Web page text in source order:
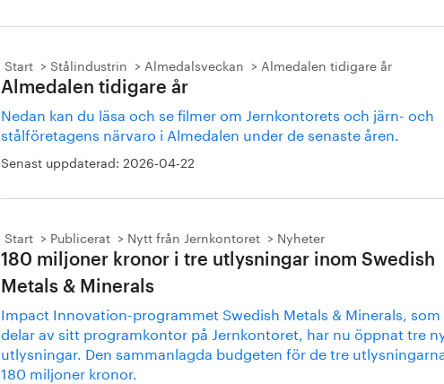
Start Stålindustrin Almedalsveckan Almedalen tidigare år
Almedalen tidigare år
Nedan kan du läsa och se filmer om Jernkontorets och järn- och
stålföretagens närvaro i Almedalen under de senaste åren.
Senast uppdaterad: 2026-04-22
Start Publicerat Nytt från Jernkontoret Nyheter
180 miljoner kronor i tre utlysningar inom Swedish
Metals & Minerals
Impact Innovation-programmet Swedish Metals & Minerals,
delar av sitt programkontor på Jernkontoret, har nu öppnat tre
utlysningar. Den sammanlagda budgeten för de tre
180 miljoner kronor.